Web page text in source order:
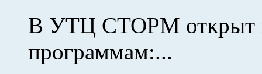
В УТЦ СТОРМ открыт
программам:...